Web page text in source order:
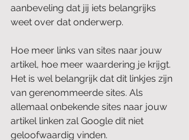
aanbeveling dat jij iets belangrijks
weet over dat onderwerp.
Hoe meer links van sites naar jouw
artikel, hoe meer waardering je krijgt.
Het is wel belangrijk dat dit linkjes zijn
van gerenommeerde sites. Als
allemaal onbekende sites naar jouw
artikel linken zal Google dit niet
geloofwaardig vinden.